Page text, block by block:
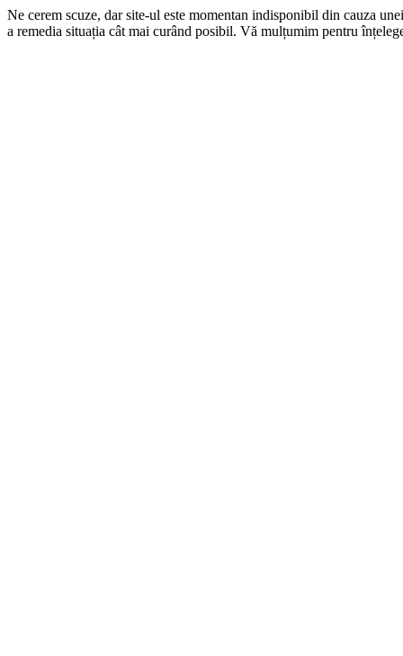
Ne cerem scuze, dar site-ul este momentan indisponibil din cauza
a remedia situația cât mai curând posibil. Vă mulțumim pentru